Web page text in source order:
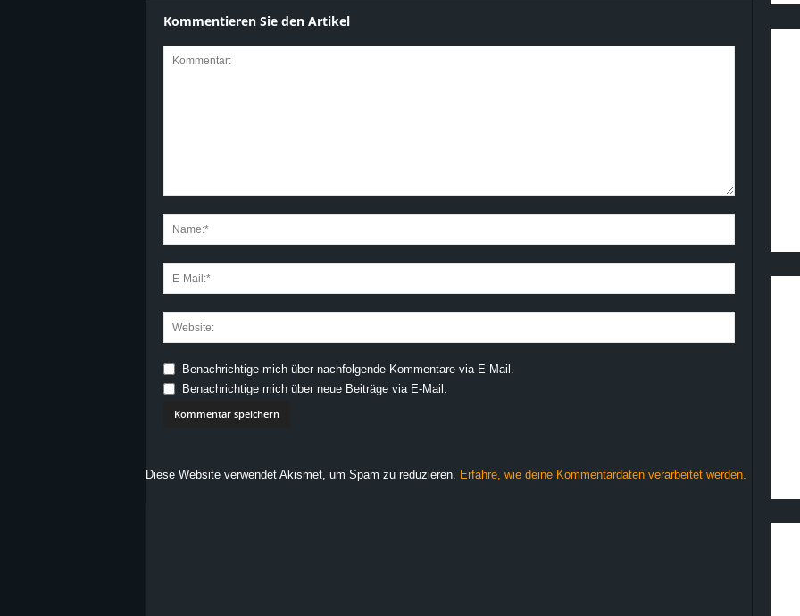
Kommentieren Sie den Artikel
Benachrichtige mich über nachfolgende Kommentare via E-Mail.
Benachrichtige mich über neue Beiträge via E-Mail.
Diese Website verwendet Akismet, um Spam zu reduzieren. Erfahre, wie deine Kommentardaten verarbeitet werden.